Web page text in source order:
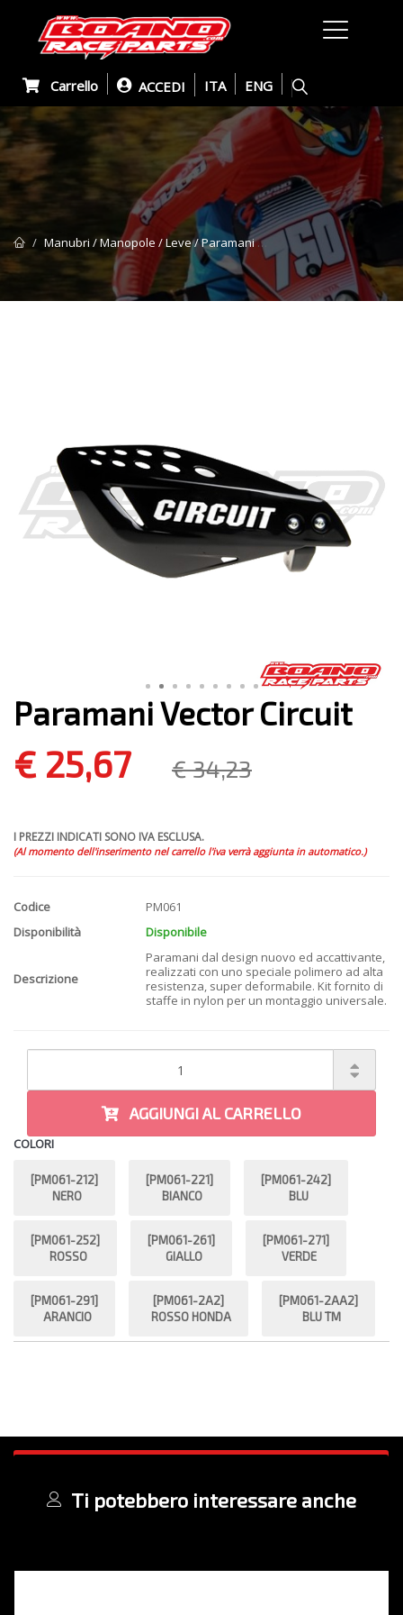
Carrello ACCEDI ITA ENG
Manubri / Manopole / Leve / Paramani
Paramani Vector Circuit
€ 25,67 € 34,23
I PREZZI INDICATI SONO IVA ESCLUSA.
(Al momento dell'inserimento nel carrello l'iva verrà aggiunta in automatico.)
Codice
PM061
Disponibilità
Disponibile
Descrizione
Paramani dal design nuovo ed accattivante,
realizzati con uno speciale polimero ad alta
resistenza, super deformabile. Kit fornito di
staffe in nylon per un montaggio universale.
AGGIUNGI AL CARRELLO
COLORI
[PM061-212]
NERO
[PM061-221]
BIANCO
[PM061-242]
BLU
[PM061-252]
ROSSO
[PM061-261]
GIALLO
[PM061-271]
VERDE
[PM061-291]
ARANCIO
[PM061-2A2]
ROSSO HONDA
[PM061-2AA2]
BLU TM
Ti potebbero interessare anche